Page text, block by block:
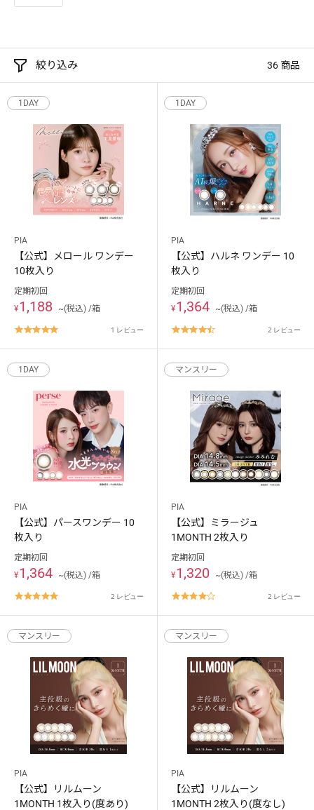
絞り込み 36 商品
1DAY
PIA
【公式】メロール ワンデー
10枚入り
定期初回
¥1,188 ~(税込) /箱
5.0
rating
1 レビュー
1DAY
PIA
【公式】ハルネ ワンデー 10
枚入り
定期初回
¥1,364 ~(税込) /箱
4.5
rating
2 レビュー
1DAY
PIA
【公式】パースワンデー 10
枚入り
定期初回
¥1,364 ~(税込) /箱
5.0
rating
2 レビュー
マンスリー
PIA
【公式】ミラージュ
1MONTH 2枚入り
定期初回
¥1,320 ~(税込) /箱
4.0
rating
2 レビュー
マンスリー
PIA
【公式】リルムーン
1MONTH 1枚入り(度あり)
マンスリー
PIA
【公式】リルムーン
1MONTH 2枚入り(度なし)